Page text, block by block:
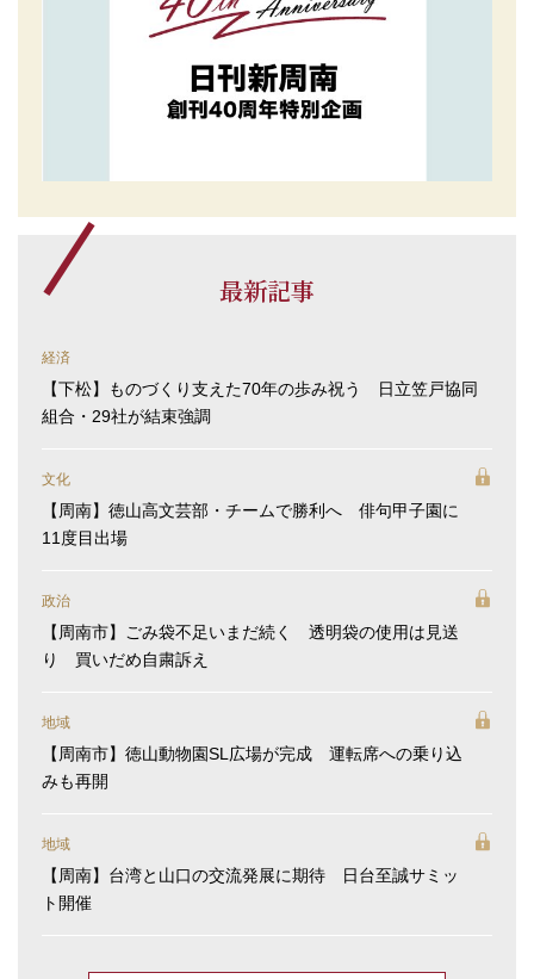
最新記事
経済
【下松】ものづくり支えた70年の歩み祝う 日立笠戸協同
組合・29社が結束強調
文化
【周南】徳山高文芸部・チームで勝利へ 俳句甲子園に
11度目出場
政治
【周南市】ごみ袋不足いまだ続く 透明袋の使用は見送
り 買いだめ自粛訴え
地域
【周南市】徳山動物園SL広場が完成 運転席への乗り込
みも再開
地域
【周南】台湾と山口の交流発展に期待 日台至誠サミッ
ト開催